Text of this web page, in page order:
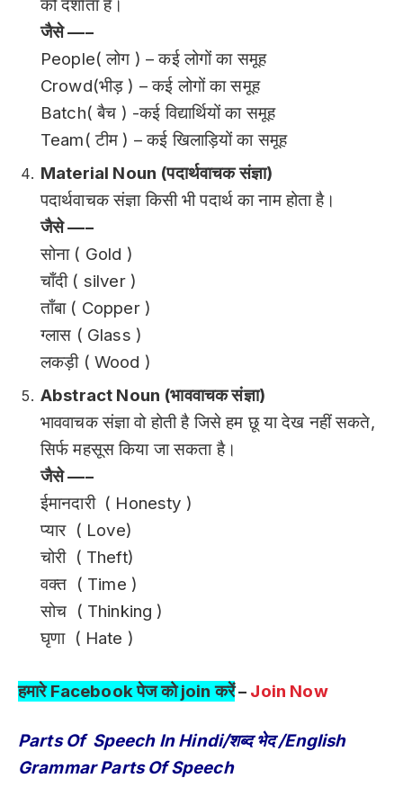
को दर्शाता है।
जैसे —–
People( लोग ) – कई लोगों का समूह
Crowd(भीड़ ) – कई लोगों का समूह
Batch( बैच ) -कई विद्यार्थियों का समूह
Team( टीम ) – कई खिलाड़ियों का समूह
Material Noun (पदार्थवाचक संज्ञा)
पदार्थवाचक संज्ञा किसी भी पदार्थ का नाम होता है।
जैसे —–
सोना ( Gold )
चाँदी ( silver )
ताँबा ( Copper )
ग्लास ( Glass )
लकड़ी ( Wood )
Abstract Noun (भाववाचक संज्ञा)
भाववाचक संज्ञा वो होती है जिसे हम छू या देख नहीं सकते,
सिर्फ महसूस किया जा सकता है।
जैसे —–
ईमानदारी ( Honesty )
प्यार ( Love)
चोरी ( Theft)
वक्त ( Time )
सोच ( Thinking )
घृणा ( Hate )
हमारे Facebook पेज को join करें– Join Now
Parts Of Speech In Hindi/शब्द भेद /English
Grammar Parts Of Speech